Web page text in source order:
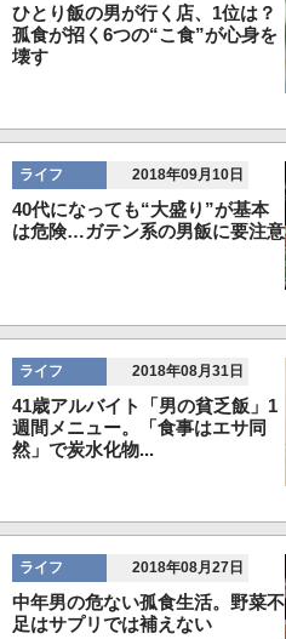
ひとり飯の男が行く店、1位は？
孤食が招く6つの“こ食”が心身を
壊す
ライフ 2018年09月10日
40代になっても“大盛り”が基本
は危険…ガテン系の男飯に要注意
ライフ 2018年08月31日
41歳アルバイト「男の貧乏飯」1
週間メニュー。「食事はエサ同
然」で炭水化物...
ライフ 2018年08月27日
中年男の危ない孤食生活。野菜不
足はサプリでは補えない